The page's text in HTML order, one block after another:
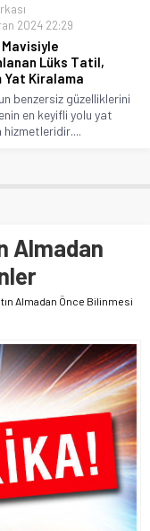
2024 22:29
Mavisiyle
Lüks Tatil,
Yat Kiralama
benzersiz güzelliklerini
en keyifli yolu yat
hizmetleridir....
Almadan
Almadan Önce Bilinmesi